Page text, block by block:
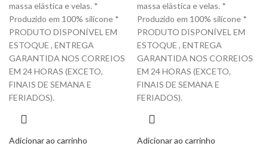
massa elástica e velas. *
Produzido em 100% silicone *
PRODUTO DISPONÍVEL EM
ESTOQUE , ENTREGA
GARANTIDA NOS CORREIOS
EM 24 HORAS (EXCETO,
FINAIS DE SEMANA E
FERIADOS).
Adicionar ao carrinho
massa elástica e velas. *
Produzido em 100% silicone *
PRODUTO DISPONÍVEL EM
ESTOQUE , ENTREGA
GARANTIDA NOS CORREIOS
EM 24 HORAS (EXCETO,
FINAIS DE SEMANA E
FERIADOS).
Adicionar ao carrinho